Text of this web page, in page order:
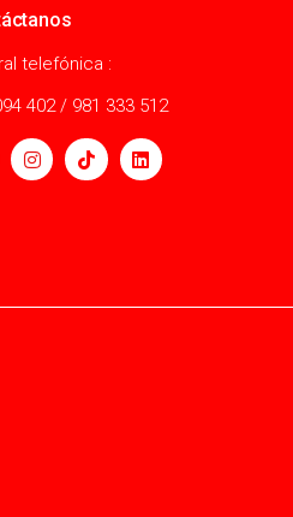
telefónica :
402 / 981 333 512